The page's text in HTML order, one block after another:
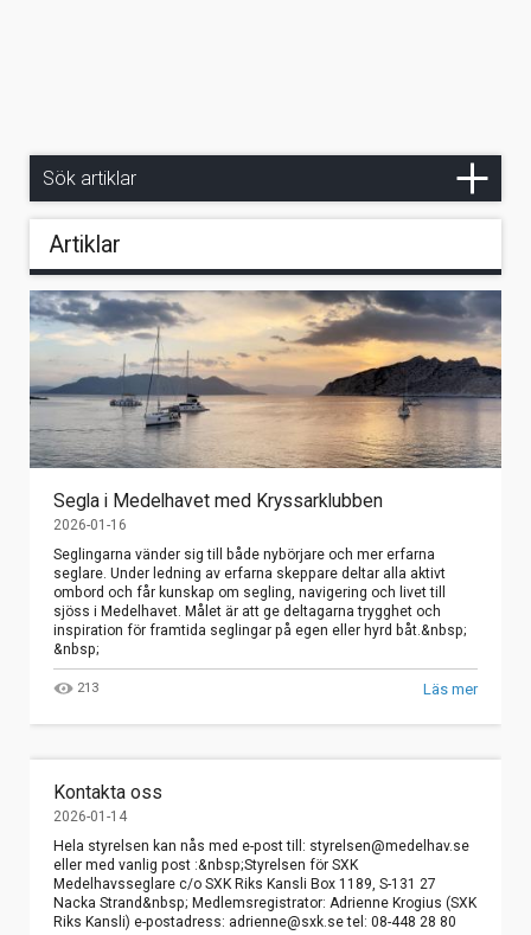
Sök artiklar
Skriv för att söka efter artiklars rubrik
Artiklar
Segla i Medelhavet med Kryssarklubben
2026-01-16
Seglingarna vänder sig till både nybörjare och mer erfarna
seglare. Under ledning av erfarna skeppare deltar alla aktivt
ombord och får kunskap om segling, navigering och livet till
sjöss i Medelhavet. Målet är att ge deltagarna trygghet och
inspiration för framtida seglingar på egen eller hyrd båt.&nbsp;
&nbsp;
213 Läs mer
Kontakta oss
2026-01-14
Hela styrelsen kan nås med e-post till: styrelsen@medelhav.se
eller med vanlig post :&nbsp;Styrelsen för SXK
Medelhavsseglare c/o SXK Riks Kansli Box 1189, S-131 27
Nacka Strand&nbsp; Medlemsregistrator: Adrienne Krogius (SXK
Riks Kansli) e-postadress: adrienne@sxk.se tel: 08-448 28 80